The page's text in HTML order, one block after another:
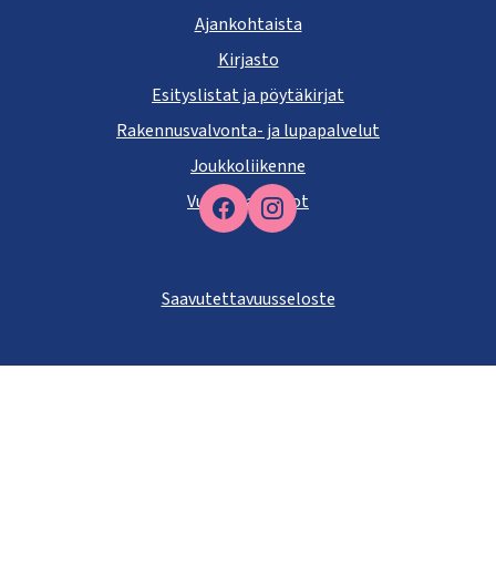
Facebook
Ajankohtaista
Kirjasto
Esityslistat ja pöytäkirjat
Rakennusvalvonta- ja lupapalvelut
Joukkoliikenne
Vuokra-asunnot
Saavutettavuusseloste